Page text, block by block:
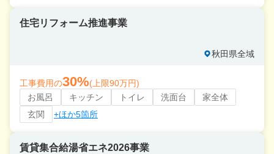
住宅リフォーム推進事業
秋田県全域
工事費用の30%(上限90万円)
お風呂
キッチン トイレ 洗面台
家全体
玄関
+ほか5箇所
賃貸集合給湯省エネ2026事業